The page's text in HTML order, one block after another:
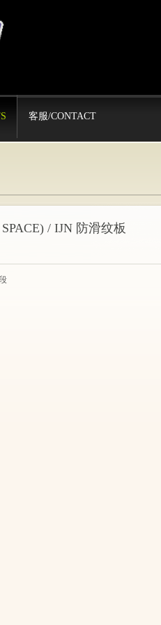
客服/CONTACT
/ IJN 防滑纹板